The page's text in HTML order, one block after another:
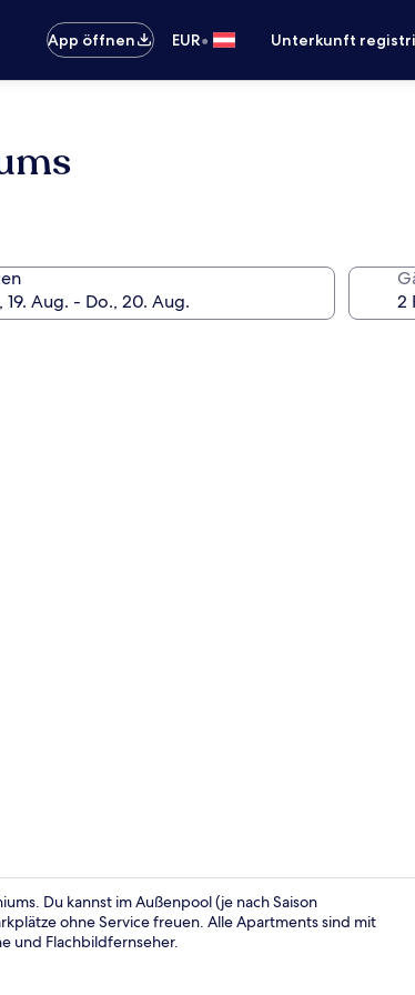
App öffnen
EUR• Unterkunft
Apartment
Du kannst im Außenpool (je nach Saison
ohne Service freuen. Alle Apartments sind mit
und Flachbildfernseher.